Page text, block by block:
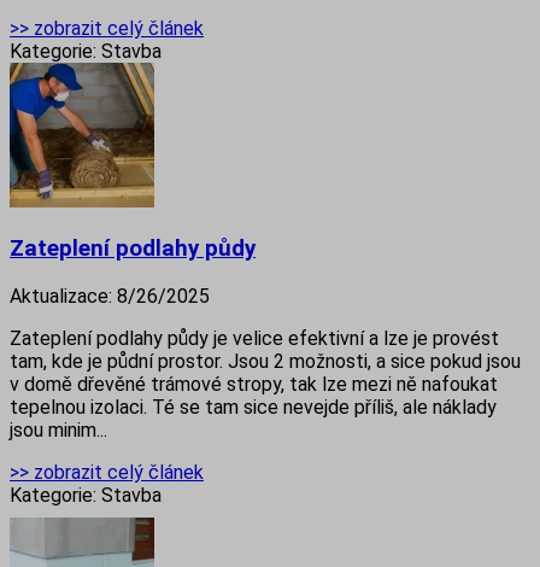
>> zobrazit celý článek
Kategorie: Stavba
Zateplení podlahy půdy
Aktualizace: 8/26/2025
Zateplení podlahy půdy je velice efektivní a lze je provést
tam, kde je půdní prostor. Jsou 2 možnosti, a sice pokud jsou
v domě dřevěné trámové stropy, tak lze mezi ně nafoukat
tepelnou izolaci. Té se tam sice nevejde příliš, ale náklady
jsou minim...
>> zobrazit celý článek
Kategorie: Stavba